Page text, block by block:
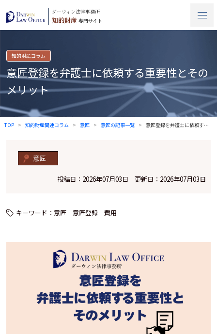
ダーウィン法律事務所
知的財産 専門サイト
知的財産コラム
意匠登録を弁護士に依頼する重要性とその
メリット
TOP 知的財産関連コラム 意匠 意匠の記事一覧 意匠登録を弁護士に依頼する重要性とそのメ…
意匠
投稿日：2026年07月03日 更新日：2026年07月03日
キーワード： 意匠 意匠登録 費用